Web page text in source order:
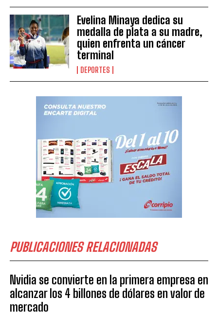
Evelina Minaya dedica su
medalla de plata a su madre,
quien enfrenta un cáncer
terminal
DEPORTES
PUBLICACIONES RELACIONADAS
Nvidia se convierte en la primera empresa en
alcanzar los 4 billones de dólares en valor de
mercado